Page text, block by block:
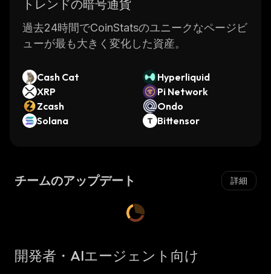
トレンドの暗号通貨
過去24時間でCoinStatsのユニークなページビ
ューが最も大きく変化した資産。
Cash Cat
Hyperliquid
XRP
Pi Network
Zcash
Ondo
Solana
Bittensor
チームのアップデート 詳細
開発者・AIエージェント向け